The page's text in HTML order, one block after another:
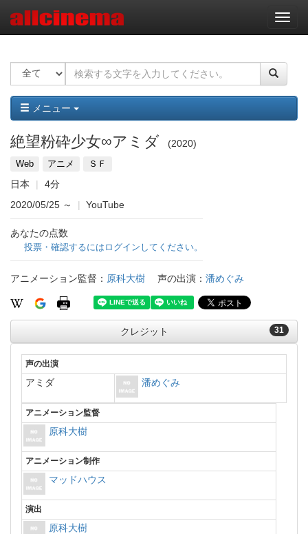
ナ
ビ
ー
ョ
ン
メニュー
絶望粉砕少女∞アミダ 2020
Web アニメ ＳＦ
日本
4分
2020/05/25 ～ | YouTube
あなたの点数
投票・確認するにはログインしてください。
アニメーション監督： 原科大樹 声の出演： 潘めぐみ
31
クレジット
声の出演
アミダ 潘めぐみ
アニメーション監督
原科大樹
アニメーション制作
マッドハウス
演出
原科大樹